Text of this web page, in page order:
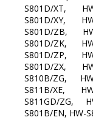
S801D/XT,
S801D/XY,
S801D/ZB,
S801D/ZK,
S801D/ZP,
S801D/ZX,
S810B/ZG,
S811B/XE,
S811GD/ZG,
S801B/EN, HW-